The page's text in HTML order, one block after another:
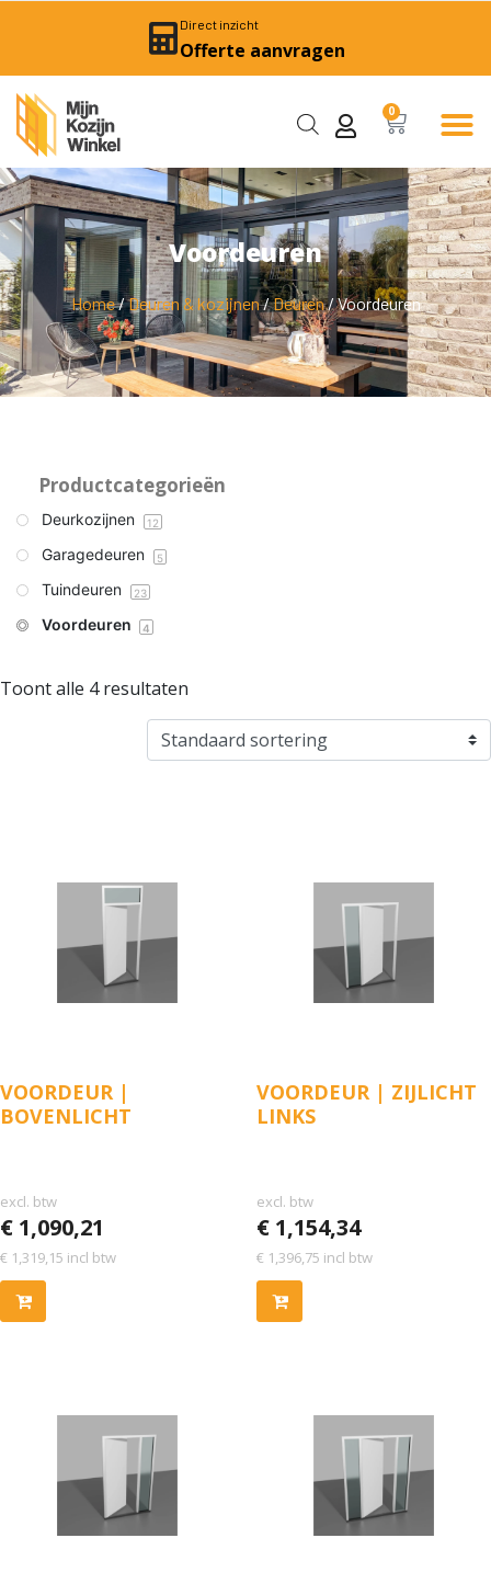
Direct inzicht
Offerte aanvragen
0
Voordeuren
Home/Deuren & kozijnen/Deuren/ Voordeuren
Productcategorieën
Deurkozijnen 12
Garagedeuren 5
Tuindeuren 23
Voordeuren 4
Toont alle 4 resultaten
VOORDEUR |
BOVENLICHT
excl. btw
€ 1,090,21
€ 1,319,15 incl btw
VOORDEUR | ZIJLICHT
LINKS
excl. btw
€ 1,154,34
€ 1,396,75 incl btw